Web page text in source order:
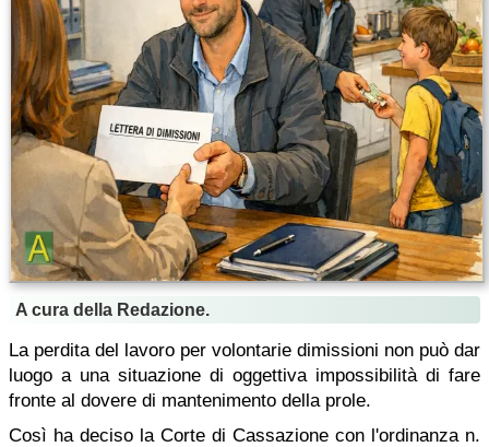
A cura della Redazione.
La perdita del lavoro per volontarie dimissioni non può dar
luogo a una situazione di oggettiva impossibilità di fare
fronte al dovere di mantenimento della prole.
Così ha deciso la Corte di Cassazione con l'ordinanza n.